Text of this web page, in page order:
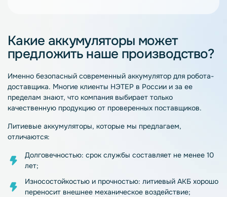
Какие аккумуляторы может
предложить наше производство?
Именно безопасный современный аккумулятор для робота-
доставщика. Многие клиенты НЭТЕР в России и за ее
пределам знают, что компания выбирает только
качественную продукцию от проверенных поставщиков.
Литиевые аккумуляторы, которые мы предлагаем,
отличаются:
Долговечностью: срок службы составляет не менее 10
лет;
Износостойкостью и прочностью: литиевый АКБ хорошо
переносит внешнее механическое воздействие;